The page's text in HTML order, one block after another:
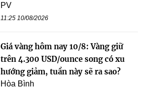
PV
11:25 10/08/2026
Giá vàng hôm nay 10/8: Vàng giữ
trên 4.300 USD/ounce song có xu
hướng giảm, tuần này sẽ ra sao?
Hòa Bình